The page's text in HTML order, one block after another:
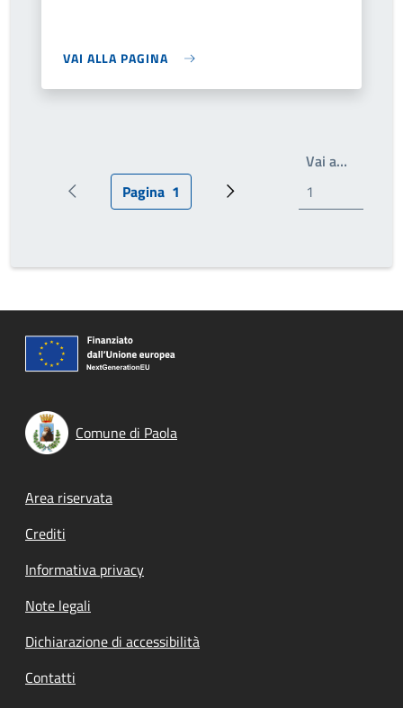
VAI ALLA PAGINA
Pagina precedentePagina attuale
Pagina 1 Prossima pagina
Vai a…
Comune di Paola
Footer menu
Area riservata
Crediti
Informativa privacy
Note legali
Dichiarazione di accessibilità
Contatti